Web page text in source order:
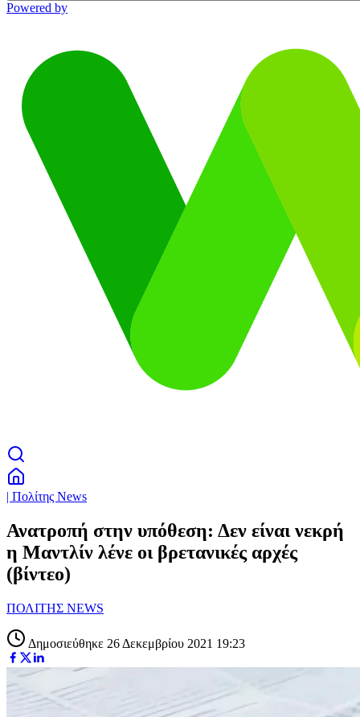
Powered by
| Πολίτης News
Ανατροπή στην υπόθεση: Δεν είναι νεκρή
η Μαντλίν λένε οι βρετανικές αρχές
(βίντεο)
ΠΟΛΙΤΗΣ NEWS
Δημοσιεύθηκε 26 Δεκεμβρίου 2021 19:23